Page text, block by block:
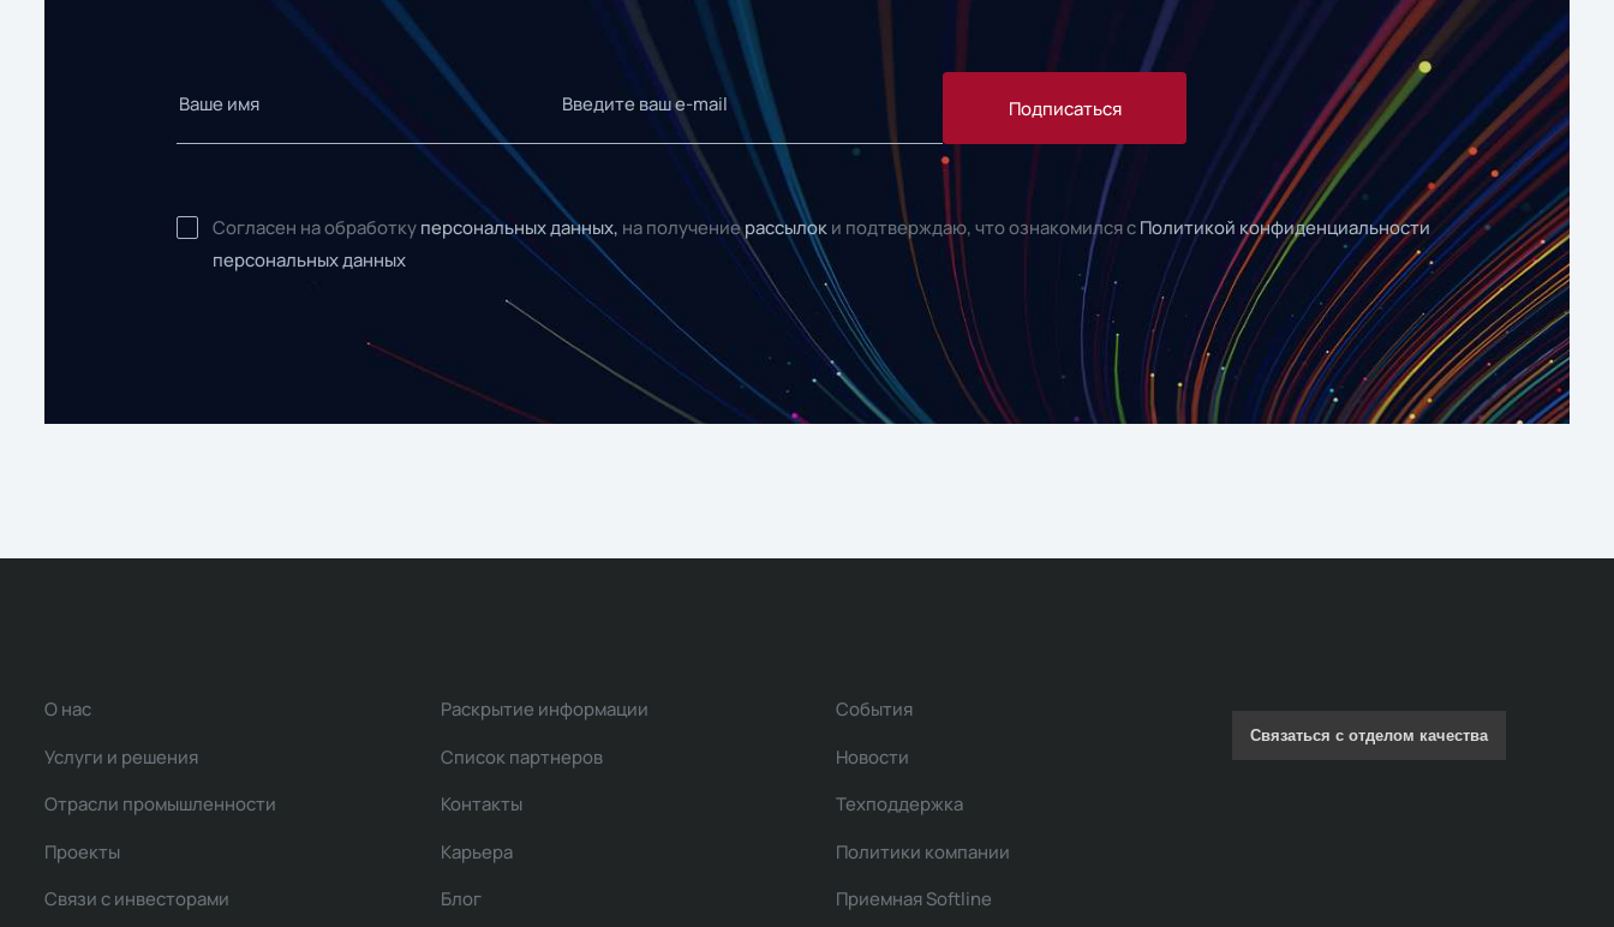
Подписаться
Согласен на обработку персональных данных, на получениерассылок и подтверждаю, что ознакомился с Политикой конфиденциальности
персональных данных
О нас
Услуги и решения
Отрасли промышленности
Проекты
Связи с инвесторами
Раскрытие информации
Список партнеров
Контакты
Карьера
Блог
События
Новости
Техподдержка
Политики компании
Приемная Softline
Связаться с отделом качества